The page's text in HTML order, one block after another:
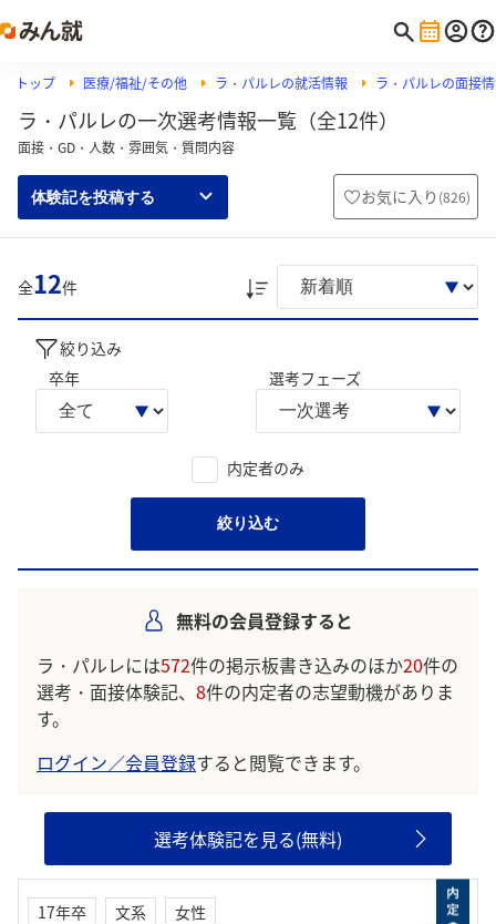
トップ 医療/福祉/その他 ラ・パルレの就活情報 ラ・パルレの面接
ラ・パルレの一次選考情報一覧（全12件）
面接・GD・人数・雰囲気・質問内容
体験記を投稿する お気に入り (826)
全12件
絞り込み
卒年
選考フェーズ
内定者のみ
絞り込む
無料の会員登録すると
ラ・パルレには572件の掲示板書き込みのほか20件の
選考・面接体験記、 8件の内定者の志望動機がありま
す。
ログイン／会員登録すると閲覧できます。
選考体験記を見る(無料)
17年卒 文系
女性